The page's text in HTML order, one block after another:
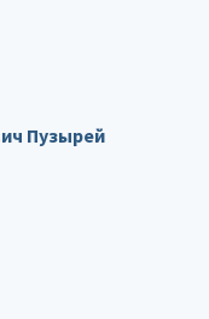
Пузырей